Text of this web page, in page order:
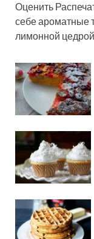
Оценить
себе ароматные
лимонной